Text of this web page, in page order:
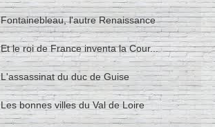
Fontainebleau, l'autre Renaissance
Et le roi de France inventa la Cour...
L'assassinat du duc de Guise
Les bonnes villes du Val de Loire